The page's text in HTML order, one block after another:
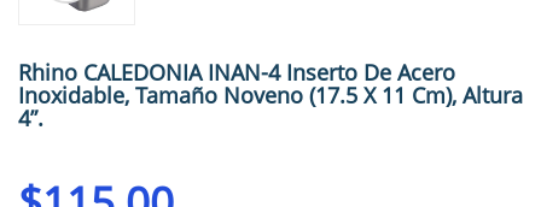
Rhino CALEDONIA INAN-4 Inserto De Acero
Inoxidable, Tamaño Noveno (17.5 X 11 Cm), Altura
4”.